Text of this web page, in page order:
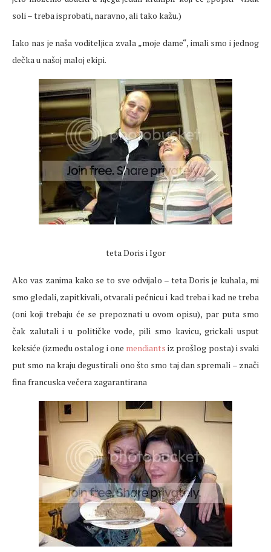
soli – treba isprobati, naravno, ali tako kažu.)
Iako nas je naša voditeljica zvala „moje dame“, imali smo i jednog
dečka u našoj maloj ekipi.
teta Doris i Igor
Ako vas zanima kako se to sve odvijalo – teta Doris je kuhala, mi
smo gledali, zapitkivali, otvarali pećnicu i kad treba i kad ne treba
(oni koji trebaju će se prepoznati u ovom opisu), par puta smo
čak zalutali i u političke vode, pili smo kavicu, grickali usput
keksiće (između ostalog i one mendiantsiz prošlog posta) i svaki
put smo na kraju degustirali ono što smo taj dan spremali – znači
fina francuska večera zagarantirana